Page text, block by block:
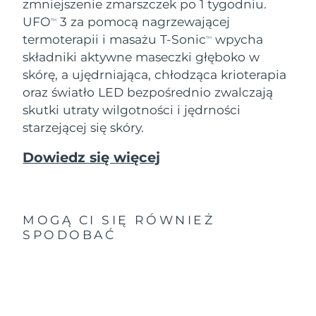
zmniejszenie zmarszczek po 1 tygodniu.
UFOTM
3 za pomocą nagrzewającej
termoterapii i masażu T-SonicTM
wpycha
składniki aktywne maseczki głęboko w
skórę, a ujędrniająca, chłodząca krioterapia
oraz światło LED bezpośrednio zwalczają
skutki utraty wilgotności i jędrności
starzejącej się skóry.
Dowiedz się więcej
MOGĄ CI SIĘ RÓWNIEŻ
SPODOBAĆ